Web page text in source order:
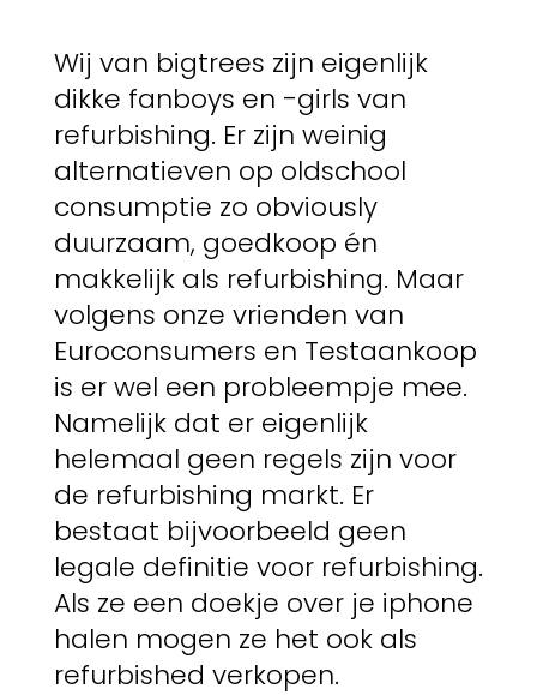
Wij van bigtrees zijn eigenlijk
dikke fanboys en -girls van
refurbishing. Er zijn weinig
alternatieven op oldschool
consumptie zo obviously
duurzaam, goedkoop én
makkelijk als refurbishing. Maar
volgens onze vrienden van
Euroconsumers en Testaankoop
is er wel een probleempje mee.
Namelijk dat er eigenlijk
helemaal geen regels zijn voor
de refurbishing markt. Er
bestaat bijvoorbeeld geen
legale definitie voor refurbishing.
Als ze een doekje over je iphone
halen mogen ze het ook als
refurbished verkopen.